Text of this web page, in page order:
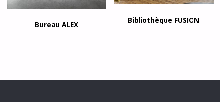
Bureau ALEX Bibliothèque FUSION